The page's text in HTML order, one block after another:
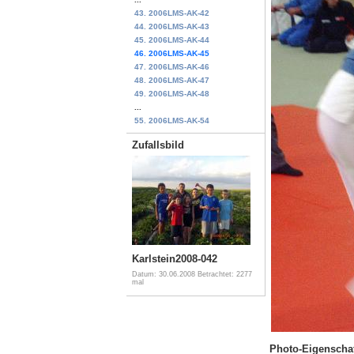
43. 2006LMS-AK-42
44. 2006LMS-AK-43
45. 2006LMS-AK-44
46. 2006LMS-AK-45
47. 2006LMS-AK-46
48. 2006LMS-AK-47
49. 2006LMS-AK-48
55. 2006LMS-AK-54
Zufallsbild
Karlstein2008-042
Datum: 30.06.2008 Betrachtet: 2277
mal
Photo-